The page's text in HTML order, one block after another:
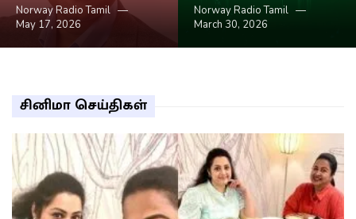
Norway Radio Tamil
May 17, 2026
Norway Radio Tamil
March 30, 2026
சினிமா செய்திகள்